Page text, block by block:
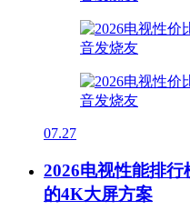
07.27
2026电视性能排行
的4K大屏方案